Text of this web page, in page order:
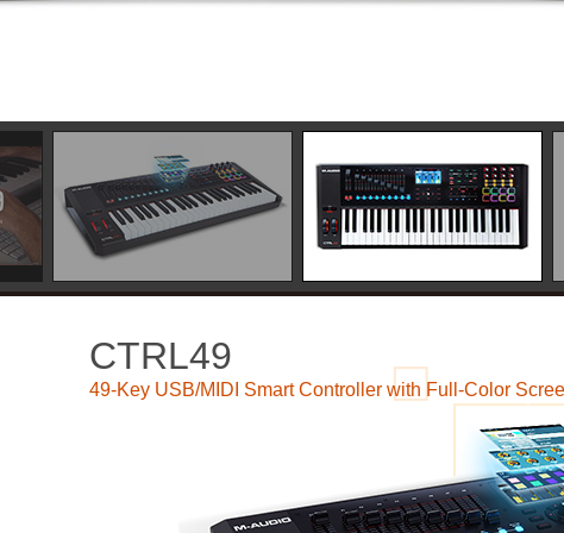
CTRL49
49-Key USB/MIDI Smart Controller with Full-Color